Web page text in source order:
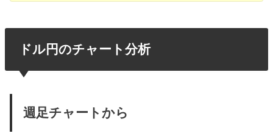
ドル円のチャート分析
週足チャートから